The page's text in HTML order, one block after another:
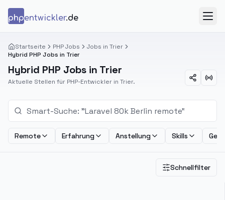
phpentwickler.de
Startseite PHP Jobs
Jobs in Trier
Hybrid PHP Jobs in Trier
Hybrid PHP Jobs in Trier
Aktuelle Stellen für PHP-Entwickler in Trier.
Remote Erfahrung Anstellung Skills
Schnellfilter